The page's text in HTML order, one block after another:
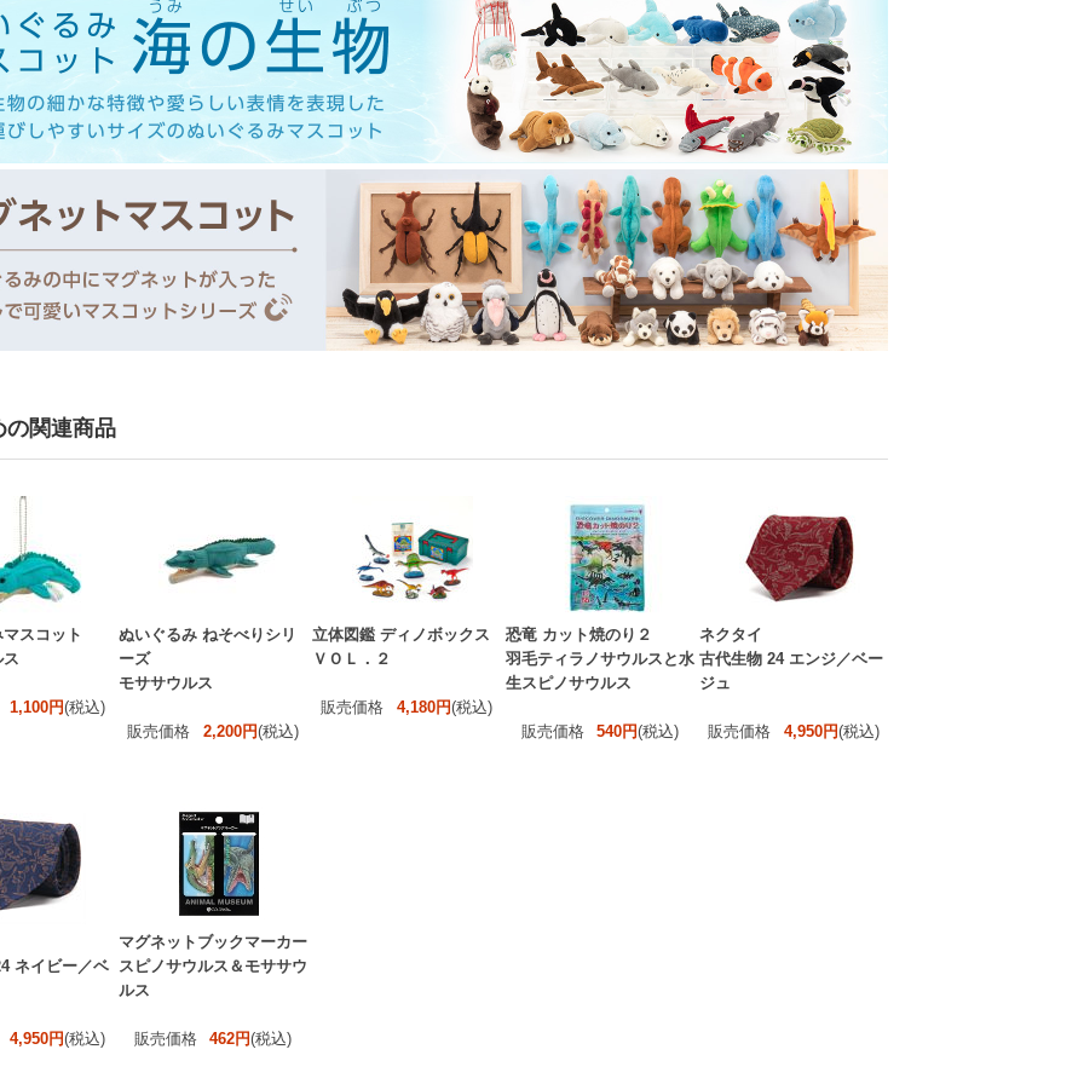
の関連商品
スコット
1,100円(税込)
ぬいぐるみ ねそべりシリ
ーズ
モササウルス
販売価格 2,200円(税込)
立体図鑑 ディノボックス
ＶＯＬ．２
販売価格 4,180円(税込)
恐竜 カット焼のり２
羽毛ティラノサウルスと水
生スピノサウルス
販売価格 540円(税込)
ネクタイ
古代生物 24 エンジ／ベー
ジュ
販売価格 4,950円(税込)
ネイビー／ベ
4,950円(税込)
マグネットブックマーカー
スピノサウルス＆モササウ
ルス
販売価格 462円(税込)